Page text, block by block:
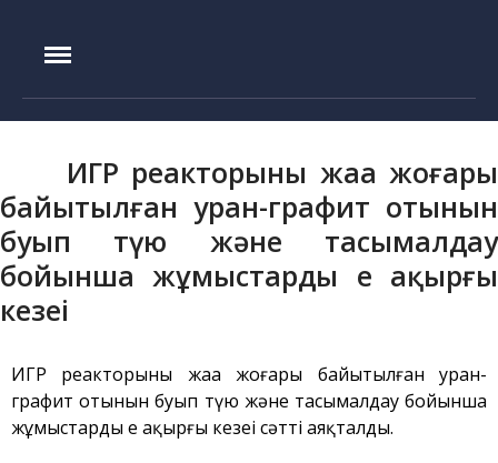
Басты бет
Басшылық
Эксперименттік база
ИГР реакторы
ИВГ.1М реакторы
ЛАВА-Б қондырғысы
ВИКА қондырғысы
IAE.KZ
ИГР реакторының жаңа жоғары
байытылған уран-графит отынын
буып түю және тасымалдау
бойынша жұмыстардың ең ақырғы
кезеңі
ИГР реакторының жаңа жоғары байытылған уран-
графит отынын буып түю және тасымалдау бойынша
жұмыстардың ең ақырғы кезеңі сәтті аяқталды.